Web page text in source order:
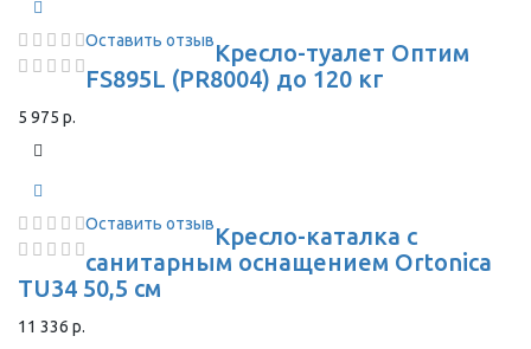
Оставить отзывКресло-туалет Оптим
FS895L (PR8004) до 120 кг
5 975 р.
Оставить отзывКресло-каталка с
санитарным оснащением Ortonica
TU34 50,5 см
11 336 р.